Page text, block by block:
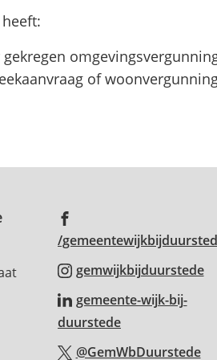
gekregen
of
/
gemwijkbijduurstede
gemeente-wijk-bij-
duurstede(Verwijst
naar
@GemWbDuurstede